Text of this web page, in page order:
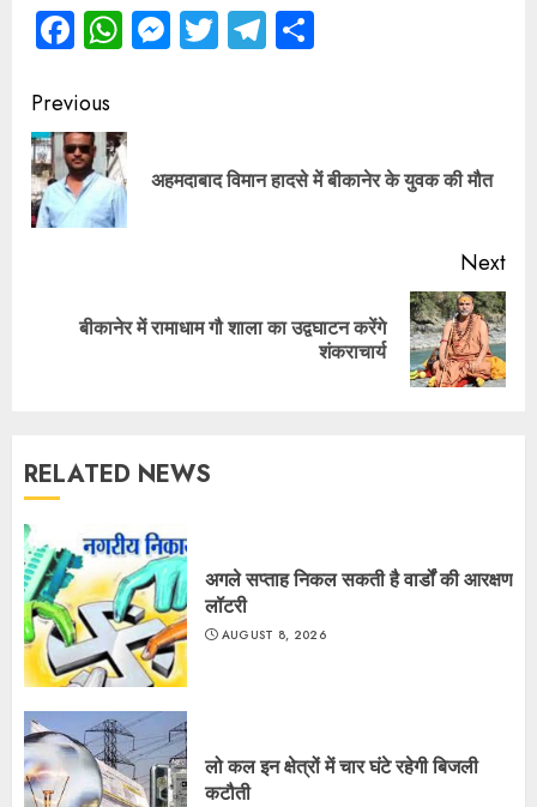
Facebook
WhatsApp
Messenger
TwitterTelegram
Continue
Reading
Previous
अहमदाबाद विमान हादसे में बीकानेर के युवक की मौत
Next
Nextबीकानेर में रामाधाम गौ शाला का उद्वघाटन करेंगे
शंकराचार्य
RELATED NEWS
अगले सप्ताह निकल सकती है वार्डों की आरक्षण
लॉटरी
AUGUST 8, 2026
लो कल इन क्षेत्रों में चार घंटे रहेगी बिजली
कटौती